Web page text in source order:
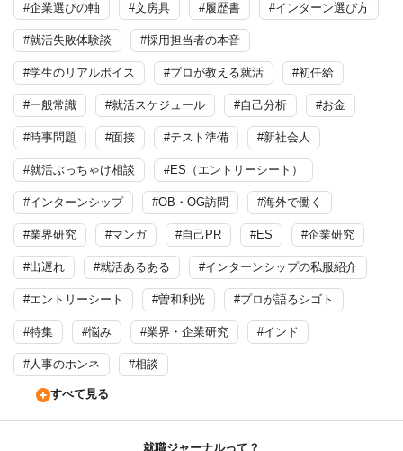
#企業選びの軸 #文房具 #履歴書 #インターン選び方
#就活失敗体験談 #採用担当者の本音
#学生のリアルボイス #プロが教える就活 #初任給
#一般常識 #就活スケジュール #自己分析 #お金
#時事問題 #面接 #テスト準備 #新社会人
#就活ぶっちゃけ相談 #ES（エントリーシート）
#インターンシップ #OB・OG訪問 #海外で働く
#業界研究 #マンガ #自己PR #ES #企業研究
#出遅れ #就活あるある #インターンシップの私服紹介
#エントリーシート #曽和利光 #プロが語るシゴト
#特集 #悩み #業界・企業研究 #インド
#人事のホンネ #相談
すべて見る
就職ジャーナルって？